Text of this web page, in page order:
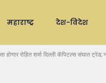
महाराष्ट्र देश-विदेश
रोहित शर्मा दिल्ली कॅपिटल्स संघात ट्रेड;